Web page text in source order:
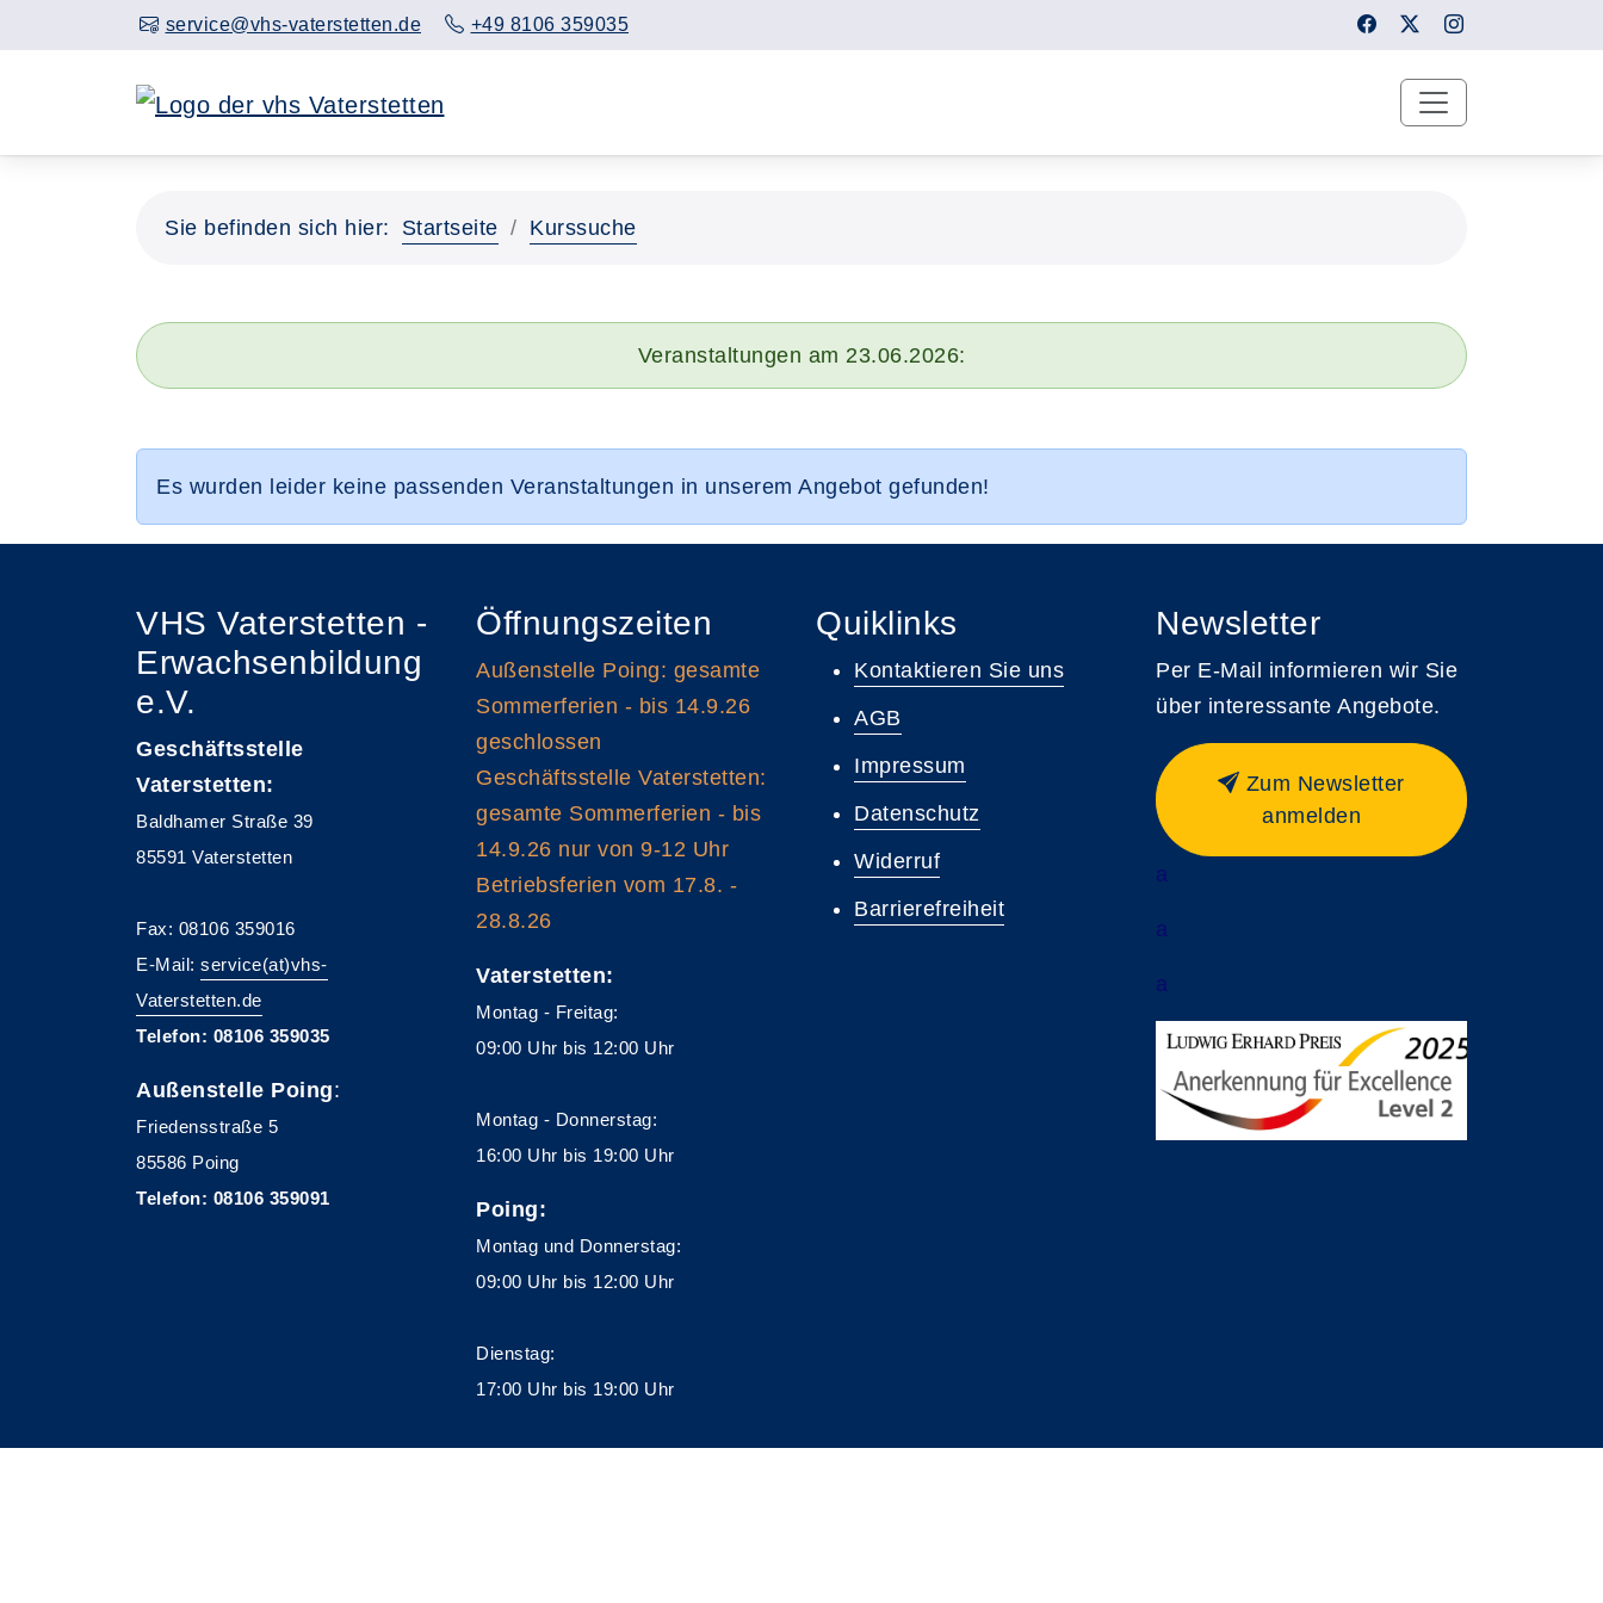
service@vhs-vaterstetten.de +49 8106 359035
Sie befinden sich hier: Startseite Kurssuche
Veranstaltungen am 23.06.2026:
Es wurden leider keine passenden Veranstaltungen in unserem Angebot gefunden!
VHS Vaterstetten -
Erwachsenbildung
e.V.
Geschäftsstelle
Vaterstetten:
Baldhamer Straße 39
85591 Vaterstetten
Fax: 08106 359016
E-Mail: service(at)vhs-
Vaterstetten.de
Telefon: 08106 359035
Außenstelle Poing:
Friedensstraße 5
85586 Poing
Telefon: 08106 359091
Öffnungszeiten
Außenstelle Poing: gesamte
Sommerferien - bis 14.9.26
geschlossen
Geschäftsstelle Vaterstetten:
gesamte Sommerferien - bis
14.9.26 nur von 9-12 Uhr
Betriebsferien vom 17.8. -
28.8.26
Vaterstetten:
Montag - Freitag:
09:00 Uhr bis 12:00 Uhr
Montag - Donnerstag:
16:00 Uhr bis 19:00 Uhr
Poing:
Montag und Donnerstag:
09:00 Uhr bis 12:00 Uhr
Dienstag:
17:00 Uhr bis 19:00 Uhr
Quiklinks
Kontaktieren Sie uns
AGB
Impressum
Datenschutz
Widerruf
Barrierefreiheit
Newsletter
Per E-Mail informieren wir Sie
über interessante Angebote.
Zum Newsletter
anmelden
a
a
a